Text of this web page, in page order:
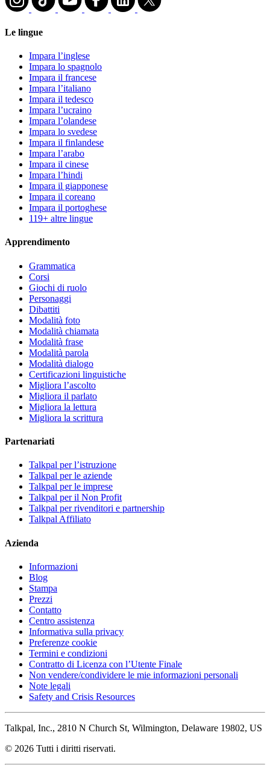
Le lingue
Impara l’inglese
Impara lo spagnolo
Impara il francese
Impara l’italiano
Impara il tedesco
Impara l’ucraino
Impara l’olandese
Impara lo svedese
Impara il finlandese
Impara l’arabo
Impara il cinese
Impara l’hindi
Impara il giapponese
Impara il coreano
Impara il portoghese
119+ altre lingue
Apprendimento
Grammatica
Corsi
Giochi di ruolo
Personaggi
Dibattiti
Modalità foto
Modalità chiamata
Modalità frase
Modalità parola
Modalità dialogo
Certificazioni linguistiche
Migliora l’ascolto
Migliora il parlato
Migliora la lettura
Migliora la scrittura
Partenariati
Talkpal per l’istruzione
Talkpal per le aziende
Talkpal per le imprese
Talkpal per il Non Profit
Talkpal per rivenditori e partnership
Talkpal Affiliato
Azienda
Informazioni
Blog
Stampa
Prezzi
Contatto
Centro assistenza
Informativa sulla privacy
Preferenze cookie
Termini e condizioni
Contratto di Licenza con l’Utente Finale
Non vendere/condividere le mie informazioni personali
Note legali
Safety and Crisis Resources
Talkpal, Inc., 2810 N Church St, Wilmington, Delaware 19802, US
© 2026 Tutti i diritti riservati.